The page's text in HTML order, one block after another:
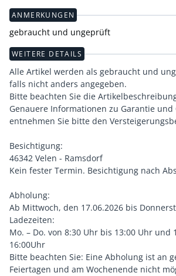
ANMERKUNGEN
gebraucht und ungeprüft
WEITERE DETAILS
Alle Artikel werden als gebraucht und
falls nicht anders angegeben.
Bitte beachten Sie die
Genauere Informationen zu Garantie
entnehmen Sie bitte den
Besichtigung:
46342 Velen - Ramsdorf
Kein fester Termin. Besichtigung nach
Abholung:
Ab Mittwoch, den 17.06.2026 bis
Ladezeiten:
Mo. – Do. von 8:30 Uhr bis 13:00 Uhr und
16:00Uhr
Bitte beachten Sie: Eine Abholung ist an
Feiertagen und am Wochenende nicht